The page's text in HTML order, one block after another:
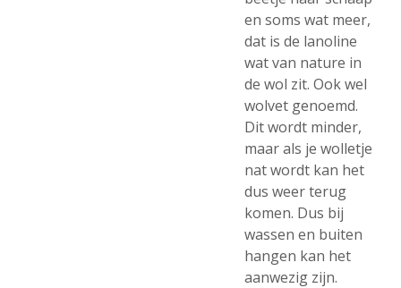
en soms wat meer,
dat is de lanoline
wat van nature in
de wol zit. Ook wel
wolvet genoemd.
Dit wordt minder,
maar als je wolletje
nat wordt kan het
dus weer terug
komen. Dus bij
wassen en buiten
hangen kan het
aanwezig zijn.